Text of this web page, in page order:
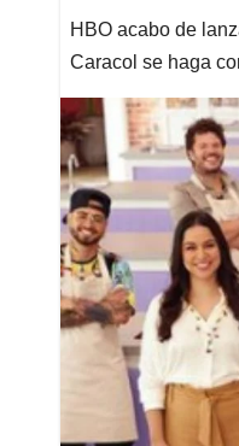
HBO acabo de
Caracol se haga